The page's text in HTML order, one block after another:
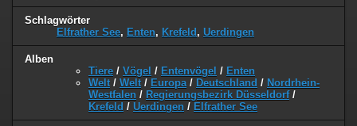
Schlagwörter
Elfrather See, Enten, Krefeld , Uerdingen
Alben
Tiere / Vögel / Entenvögel / Enten
Welt / Welt / Europa / Deutschland / Nordrhein-
Westfalen / Regierungsbezirk Düsseldorf/
Krefeld / Uerdingen / Elfrather See